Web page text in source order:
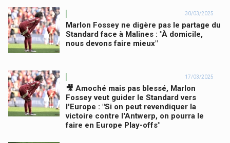
30/03/2025
Marlon Fossey ne digère pas le partage du
Standard face à Malines : "À domicile,
nous devons faire mieux"
17/03/2025
🎥 Amoché mais pas blessé, Marlon
Fossey veut guider le Standard vers
l'Europe : "Si on peut revendiquer la
victoire contre l'Antwerp, on pourra le
faire en Europe Play-offs"